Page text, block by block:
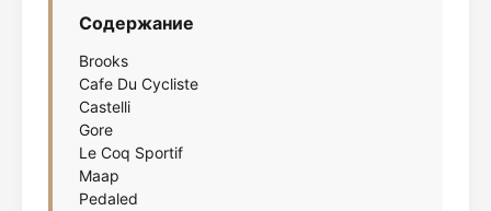
Содержание
Brooks
Cafe Du Cycliste
Castelli
Gore
Le Coq Sportif
Maap
Pedaled